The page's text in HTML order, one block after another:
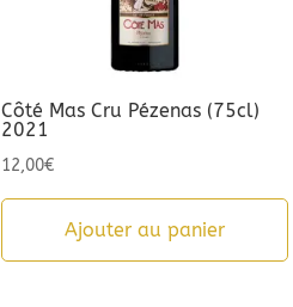
Côté Mas Cru Pézenas (75cl)
2021
12,00€
Ajouter au panier